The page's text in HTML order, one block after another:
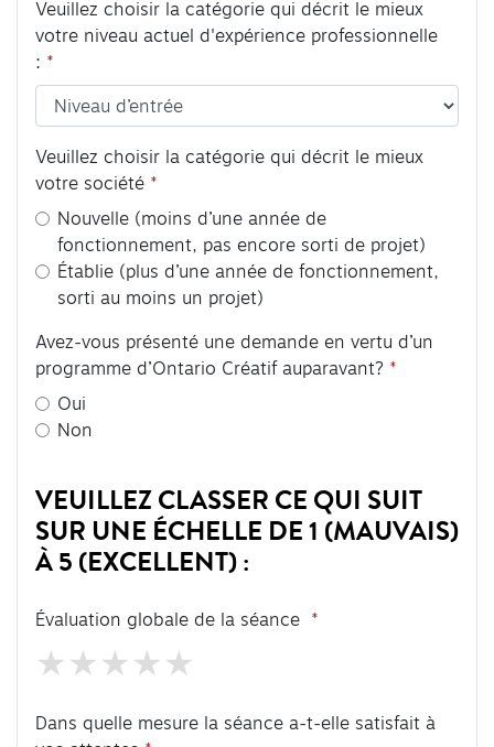
Veuillez choisir la catégorie qui décrit le mieux
votre niveau actuel d'expérience professionnelle
:
Veuillez choisir la catégorie qui décrit le mieux
votre société
Nouvelle (moins d’une année de
fonctionnement, pas encore sorti de projet)
Établie (plus d’une année de fonctionnement,
sorti au moins un projet)
Avez-vous présenté une demande en vertu d’un
programme d’Ontario Créatif auparavant?
Oui
Non
VEUILLEZ CLASSER CE QUI SUIT
SUR UNE ÉCHELLE DE 1 (MAUVAIS)
À 5 (EXCELLENT) :
Évaluation globale de la séance
Dans quelle mesure la séance a-t-elle satisfait à